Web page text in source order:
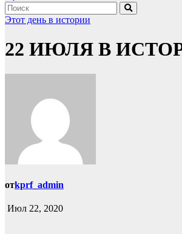
Этот день в истории
22 ИЮЛЯ В
отkprf_admin
Июл 22, 2020